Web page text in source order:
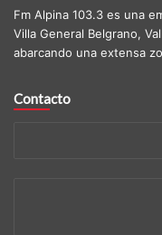
Fm Alpina 103.3 es una
Villa General Belgrano,
abarcando una extensa
Contacto